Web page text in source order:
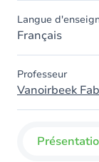
Langue
Français
Professeur
Vanoirbeek